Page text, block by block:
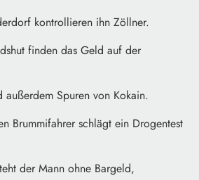
kontrollieren ihn Zöllner.
finden das Geld auf der
außerdem Spuren von Kokain.
Brummifahrer schlägt ein Drogentest
der Mann ohne Bargeld,